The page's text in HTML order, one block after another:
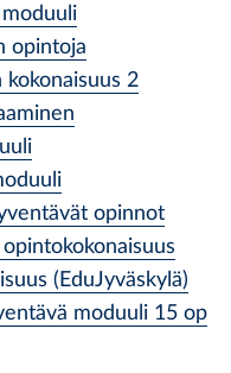
opintoja
kokonaisuus 2
opinnot
(EduJyväskylä)
moduuli 15 op